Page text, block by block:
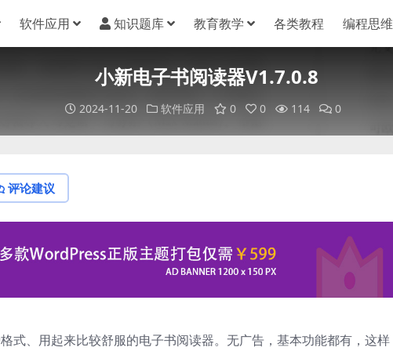
软件应用 知识题库 教育教学 各类教程 编程思维
小新电子书阅读器V1.7.0.8
2024-11-20 软件应用 0 0 114 0
评论建议
式、用起来比较舒服的电子书阅读器。无广告，基本功能都有，这样